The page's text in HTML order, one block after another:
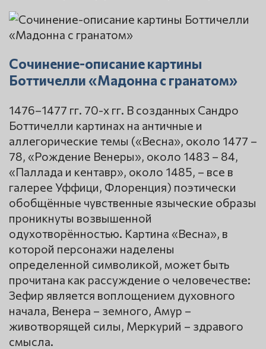
Сочинение-описание картины
Боттичелли «Мадонна с гранатом»
1476–1477 гг. 70-х гг. В созданных Сандро
Боттичелли картинах на античные и
аллегорические темы («Весна», около 1477 –
78, «Рождение Венеры», около 1483 – 84,
«Паллада и кентавр», около 1485, – все в
галерее Уффици, Флоренция) поэтически
обобщённые чувственные языческие образы
проникнуты возвышенной
одухотворённостью. Картина «Весна», в
которой персонажи наделены
определенной символикой, может быть
прочитана как рассуждение о человечестве:
Зефир является воплощением духовного
начала, Венера – земного, Амур –
животворящей силы, Меркурий – здравого
смысла.